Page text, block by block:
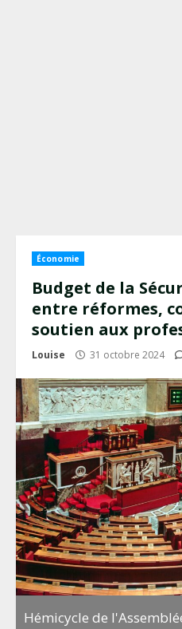
Économie
Budget de la
entre réformes,
soutien aux
Louise 31 octobre 2024
Hémicycle de